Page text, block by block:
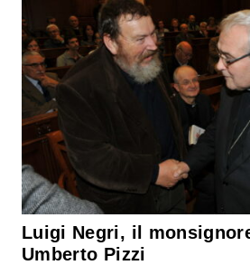
Luigi Negri, il
Umberto Pizzi